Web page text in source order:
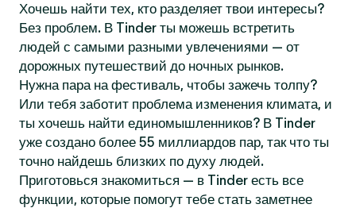
Хочешь найти тех, кто разделяет твои интересы?
Без проблем. В Tinder ты можешь встретить
людей с самыми разными увлечениями — от
дорожных путешествий до ночных рынков.
Нужна пара на фестиваль, чтобы зажечь толпу?
Или тебя заботит проблема изменения климата, и
ты хочешь найти единомышленников? В Tinder
уже создано более 55 миллиардов пар, так что ты
точно найдешь близких по духу людей.
Приготовься знакомиться — в Tinder есть все
функции, которые помогут тебе стать заметнее